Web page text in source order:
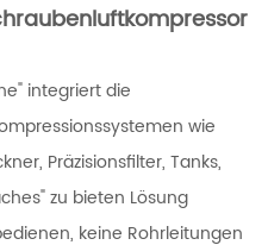
integriert die
wie
Präzisionsfilter, Tanks,
zu bieten Lösung
keine Rohrleitungen